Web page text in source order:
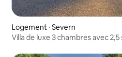
Logement · Severn
Villa de luxe 3 chambres avec